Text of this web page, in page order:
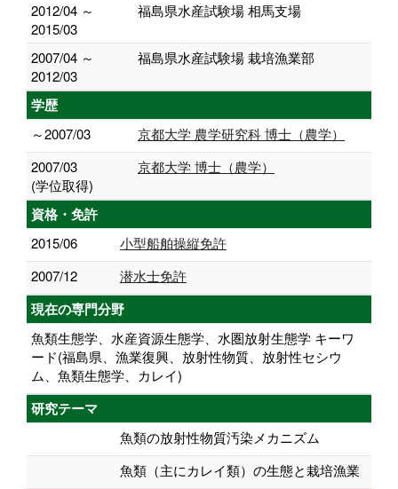
2012/04 ～
2015/03
福島県水産試験場 相馬支場
2007/04 ～
2012/03
福島県水産試験場 栽培漁業部
学歴
～2007/03
京都大学 農学研究科 博士（農学）
2007/03
(学位取得)
京都大学 博士（農学）
資格・免許
2015/06
小型船舶操縦免許
2007/12
潜水士免許
現在の専門分野
魚類生態学、水産資源生態学、水圏放射生態学 キーワ
ード(福島県、漁業復興、放射性物質、放射性セシウ
ム、魚類生態学、カレイ)
研究テーマ
魚類の放射性物質汚染メカニズム
魚類（主にカレイ類）の生態と栽培漁業